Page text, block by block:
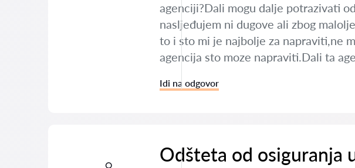
agenciji?Dali mogu dalje potrazivati
nasljeđujem ni dugove ali zbog
to i sto mi je najbolje za napraviti,ne
agencija sto moze napraviti.Dali ta
Idi na odgovor
Odšteta od osiguranja